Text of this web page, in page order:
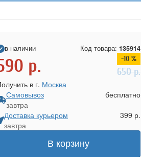
в наличии Код товара: 135914
р. -10 %
650р.
в г. Москва
Самовывоз
завтра
бесплатно
Доставка курьером
завтра
399 р.
В корзину